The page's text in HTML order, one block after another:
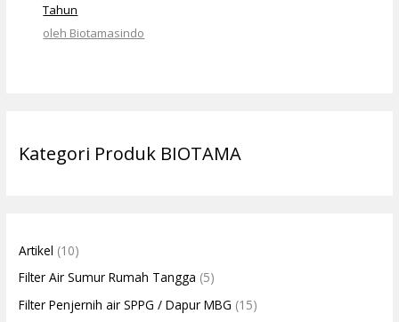
Tahun
oleh Biotamasindo
Kategori Produk BIOTAMA
Artikel (10)
Filter Air Sumur Rumah Tangga (5)
Filter Penjernih air SPPG / Dapur MBG (15)